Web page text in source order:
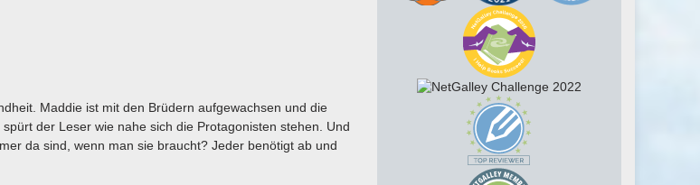
Maddie ist mit den Brüdern aufgewachsen und die
der Leser wie nahe sich die Protagonisten stehen. Und
da sind, wenn man sie braucht? Jeder benötigt ab und